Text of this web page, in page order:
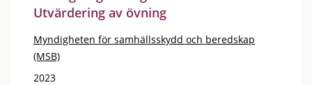
Utvärdering av övning
Myndigheten för samhällsskydd och beredskap
(MSB)
2023